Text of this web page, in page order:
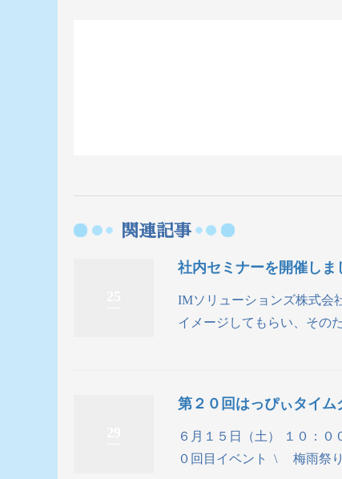
関連記事
社内セミナーを開催しま
IMソリューションズ株式会
イメージしてもらい、その
第２０回はっぴぃタイ
６月１５日（土） １０：
０回目イベント \ 梅雨